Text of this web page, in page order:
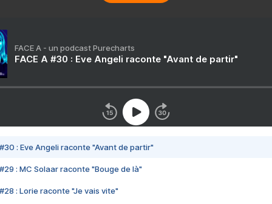
FACE A - un podcast Purecharts
FACE A #30 : Eve Angeli raconte "Avant de partir"
#30 : Eve Angeli raconte "Avant de partir"
#29 : MC Solaar raconte "Bouge de là"
#28 : Lorie raconte "Je vais vite"